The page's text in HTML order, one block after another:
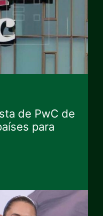
de PwC de
para